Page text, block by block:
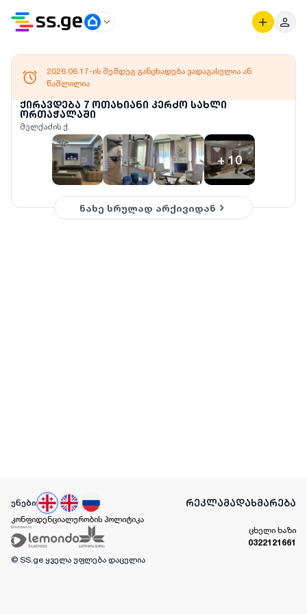
ქირავდება 7 ოთახიანი კერძო სახლი
ორთაჭალაში
მელქაძის ქ.
+10
2026.06.17-ის შემდეგ განცხადება ვადაგასულია ან
წაშლილია
ნახე სრულად არქივიდან
ენები რეკლამადახმარება
კონფიდენციალურობის პოლიტიკა
ცხელი ხაზი
0322121661
© SS.ge ყველა უფლება დაცულია